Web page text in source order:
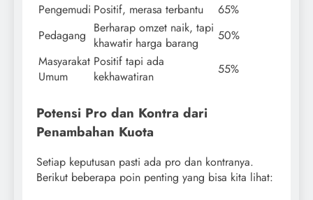
Pengemudi Positif, merasa terbantu
65%
Pedagang Berharap omzet naik, tapi
khawatir harga barang
50%
Masyarakat
Umum
Positif tapi ada
kekhawatiran
55%
Potensi Pro dan Kontra dari
Penambahan Kuota
Setiap keputusan pasti ada pro dan kontranya.
Berikut beberapa poin penting yang bisa kita lihat: